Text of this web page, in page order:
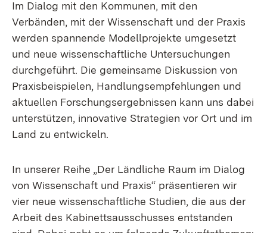
Im Dialog mit den Kommunen, mit den
Verbänden, mit der Wissenschaft und der Praxis
werden spannende Modellprojekte umgesetzt
und neue wissenschaftliche Untersuchungen
durchgeführt. Die gemeinsame Diskussion von
Praxisbeispielen, Handlungsempfehlungen und
aktuellen Forschungsergebnissen kann uns dabei
unterstützen, innovative Strategien vor Ort und im
Land zu entwickeln.
In unserer Reihe „Der Ländliche Raum im Dialog
von Wissenschaft und Praxis“ präsentieren wir
vier neue wissenschaftliche Studien, die aus der
Arbeit des Kabinettsausschusses entstanden